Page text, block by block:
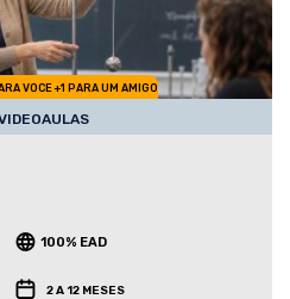
VOCE +1 PARA UM AMIGO
100% EAD
2 A 12 MESES